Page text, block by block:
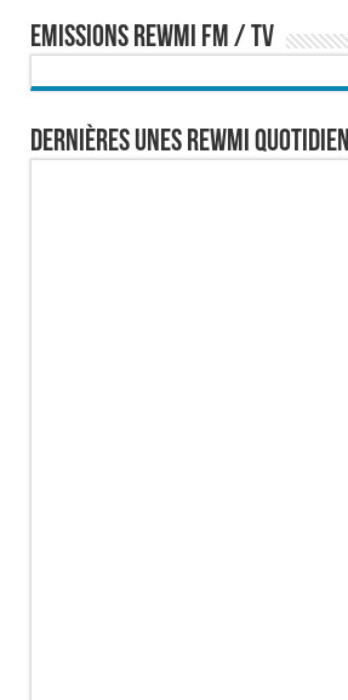
EMISSIONS REWMI FM / TV
Dernières Unes Rewmi Quotidien